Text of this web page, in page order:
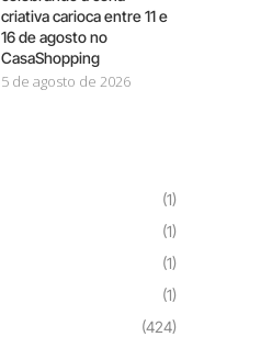
criativa carioca entre 11 e
16 de agosto no
CasaShopping
5 de agosto de 2026
(1)
(1)
(1)
(1)
(424)